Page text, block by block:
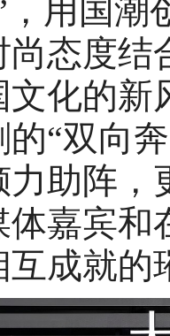
，用国
态度结
化的新
“双向
力助阵
体嘉宾
成就的